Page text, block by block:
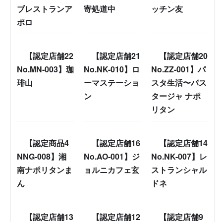
ブレストランア
ポロ
寄処道中
ッチン友
【認定店舗22
No.MN-003】珈
琲山
【認定店舗21
No.NK-010】ロ
ーマステーショ
ン
【認定店舗20
No.ZZ-001】パ
スタ生活〜パス
タージャ ナポ
リタン
【認定商品4
NNG-008】湘
南ナポリタンま
ん
【認定店舗16
No.AO-001】ジ
ョルニカフェ玄
【認定店舗14
No.NK-007】レ
ストランシャル
ドネ
【認定店舗13 【認定店舗12 【認定店舗9